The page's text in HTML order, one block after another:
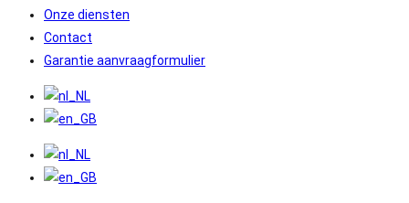
Onze diensten
Contact
Garantie aanvraagformulier